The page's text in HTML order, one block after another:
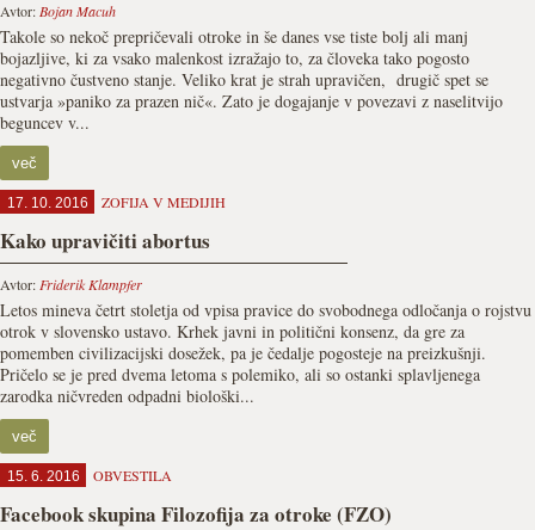
Avtor: Bojan Macuh
Takole so nekoč prepričevali otroke in še danes vse tiste bolj ali manj
bojazljive, ki za vsako malenkost izražajo to, za človeka tako pogosto
negativno čustveno stanje. Veliko krat je strah upravičen, drugič spet se
ustvarja »paniko za prazen nič«. Zato je dogajanje v povezavi z naselitvijo
beguncev v...
več
17. 10. 2016 ZOFIJA V MEDIJIH
Kako upravičiti abortus
Avtor: Friderik Klampfer
Letos mineva četrt stoletja od vpisa pravice do svobodnega odločanja o rojstvu
otrok v slovensko ustavo. Krhek javni in politični konsenz, da gre za
pomemben civilizacijski dosežek, pa je čedalje pogosteje na preizkušnji.
Pričelo se je pred dvema letoma s polemiko, ali so ostanki splavljenega
zarodka ničvreden odpadni biološki...
več
15. 6. 2016 OBVESTILA
Facebook skupina Filozofija za otroke (FZO)